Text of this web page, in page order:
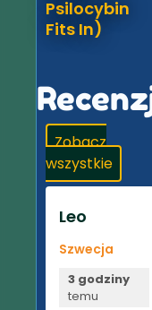
Psilocybin
Fits In)
Zobacz
wszystkie
Leo
Szwecja
3 godziny
temu